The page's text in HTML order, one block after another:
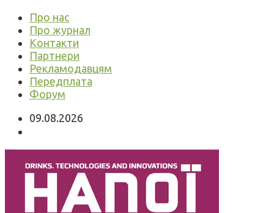
Про нас
Про журнал
Контакти
Партнери
Рекламодавцям
Передплата
Форум
09.08.2026